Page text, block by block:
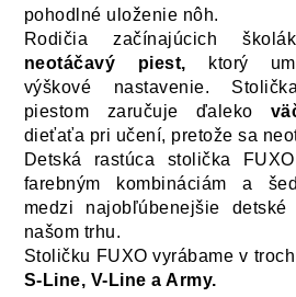
pohodlné uloženie nôh.
Rodičia začínajúcich
neotáčavý piest, ktorý
výškové nastavenie.
piestom zaručuje ďaleko
dieťaťa pri učení, pretože sa
Detská rastúca stolička
FUXO
farebným kombináciám a
medzi najobľúbenejšie
našom trhu.
Stoličku FUXO vyrábame v
S-Line, V-Line aArmy.